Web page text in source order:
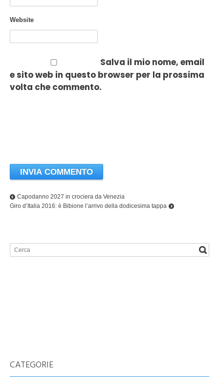
Website
Salva il mio nome, email
e sito web in questo browser per la prossima
volta che commento.
Capodanno 2027 in crociera da Venezia
Giro d’Italia 2016: è Bibione l’arrivo della dodicesima tappa
CATEGORIE